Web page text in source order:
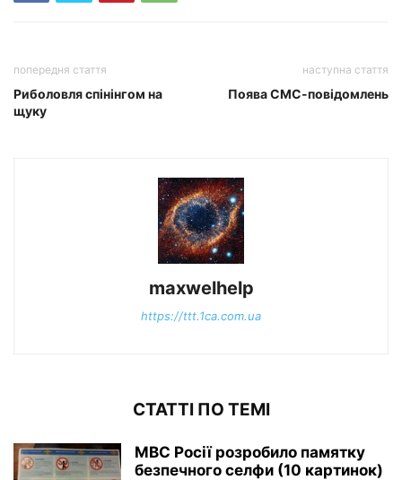
попередня стаття
Риболовля спінінгом на
щуку
наступна стаття
Поява СМС-повідомлень
maxwelhelp
https://ttt.1ca.com.ua
СТАТТІ ПО ТЕМІ
МВС Росії розробило памятку
безпечного селфи (10 картинок)